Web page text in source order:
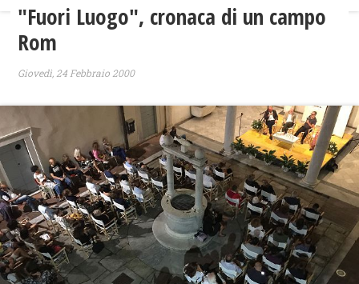
"Fuori Luogo", cronaca di un campo
Rom
Giovedì, 24 Febbraio 2000